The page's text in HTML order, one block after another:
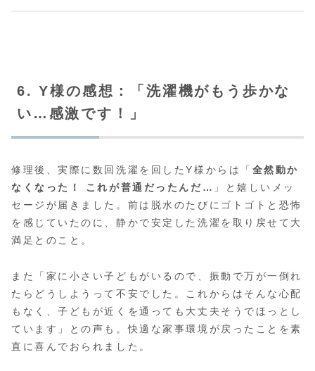
6. Y様の感想：「洗濯機がもう歩かな
い…感激です！」
修理後、実際に数回洗濯を回したY様からは「 全然動か
なくなった！ これが普通だったんだ… 」と嬉しいメッ
セージが届きました。前は脱水のたびにゴトゴトと恐怖
を感じていたのに、静かで安定した洗濯を取り戻せて大
満足とのこと。
また「家に小さい子どもがいるので、振動で万が一倒れ
たらどうしようって不安でした。これからはそんな心配
もなく、子どもが近くを通っても大丈夫そうでほっとし
ています」との声も。快適な家事環境が戻ったことを素
直に喜んでおられました。